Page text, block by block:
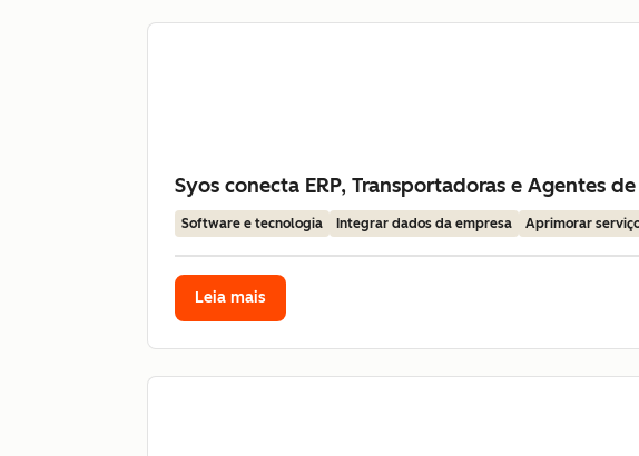
Syos conecta ERP, Transportadoras e Agentes
Software e tecnologia Integrar dados da empresa Aprimorar
Leia mais